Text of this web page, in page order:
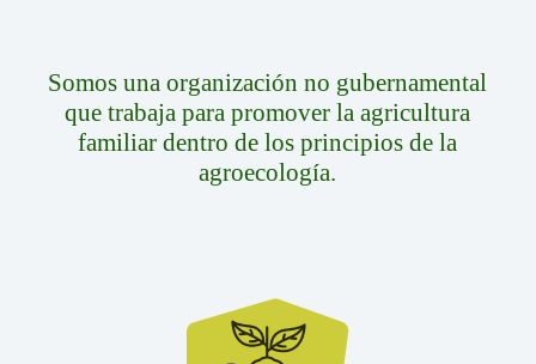
Somos una organización no gubernamental
que trabaja para promover la agricultura
familiar dentro de los principios de la
agroecología.